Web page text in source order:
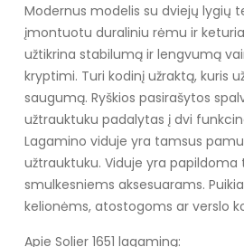
Modernus modelis su dviejų lygių
įmontuotu duraliniu rėmu ir
užtikrina stabilumą ir lengvumą
kryptimi. Turi kodinį užraktą, kuris
saugumą. Ryškios pasirašytos
užtrauktuku padalytas į dvi
Lagamino viduje yra tamsus
užtrauktuku. Viduje yra papildoma
smulkesniems aksesuarams.
kelionėms, atostogoms ar verslo
Apie Solier 1651 lagaminą: